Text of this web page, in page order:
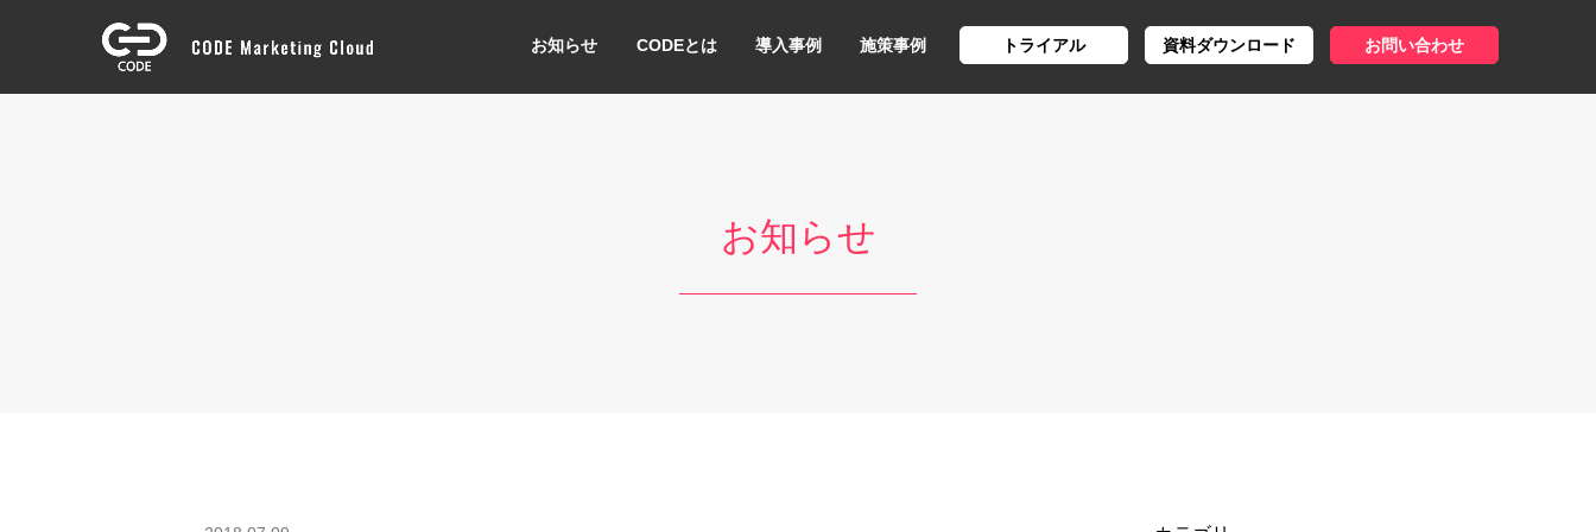
お知らせ CODEとは 導入事例 施策事例 トライアル 資料ダウンロード お問い合わせ
お知らせ